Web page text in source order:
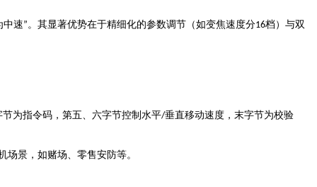
中速”。其显著优势在于精细化的参数调节 （如变焦速度分16档）与双
为指令码，第五、六字节控制水平/垂直移动速度，末字节为校验
场景，如赌场、零售安防等。